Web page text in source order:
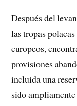
Después del
las tropas
europeos,
provisiones
incluida una
sido